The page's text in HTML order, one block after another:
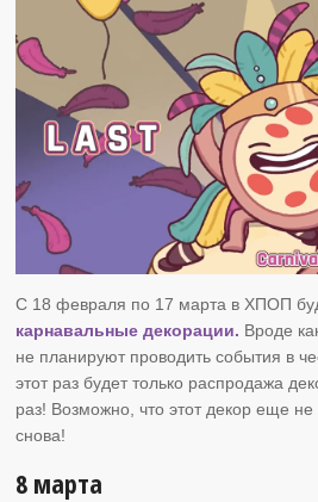
С 18 февраля по 17 марта в ХПОП
карнавальные декорации. Вроде
не планируют проводить события в
этот раз будет только распродажа
раз! Возможно, что этот декор еще не
снова!
8 марта